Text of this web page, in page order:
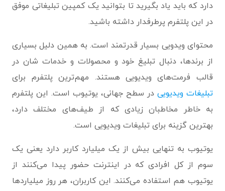
دارد که باید یاد بگیرید تا بتوانید یک کمپین تبلیغاتی موفق
در این پلتفرم پرطرفدار داشته باشید.
محتوای ویدویی بسیار قدرتمند است. به همین دلیل بسیاری
از برندها، دنبال تبلیغ خود و محصولات و خدمات شان در
قالب فرمت‌های ویدیویی هستند. مهم‌ترین پلتفرم برای
تبلیغات ویدیویی در سطح جهانی، یوتیوب است. این پلتفرم
به خاطر مخاطبان زیادی که از طیف‌های مختلف دارد،
بهترین گزینه برای تبلیغات ویدیویی است.
یوتیوب به تنهایی بیش از یک میلیارد کاربر دارد یعنی یک
سوم از کل افرادی که در اینترنت حضور پیدا می‌کنند از
یوتیوب هم استفاده می‌کنند. این کاربران، هر روز میلیاردها